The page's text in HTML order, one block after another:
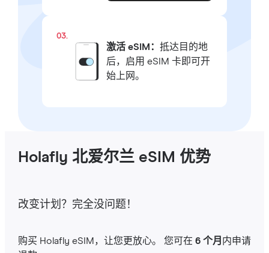
03.
激活 eSIM： 抵达目的地
后，启用 eSIM 卡即可开
始上网。
Holafly 北爱尔兰 eSIM 优势
改变计划？完全没问题！
购买 Holafly eSIM，让您更放心。 您可在 6 个月 内申请